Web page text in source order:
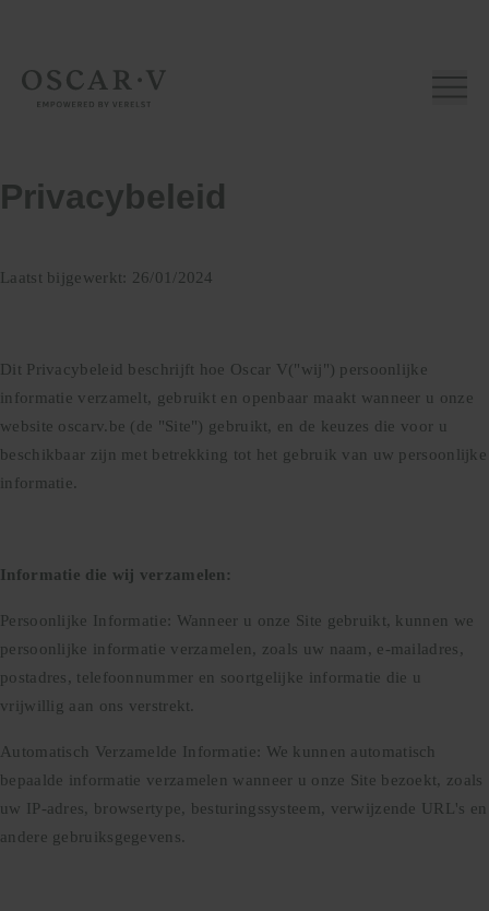
Renovatie
ons
architecten
Contact
Nieuws
Home page
Privacybeleid
Laatst bijgewerkt: 26/01/2024
Dit Privacybeleid beschrijft hoe Oscar V("wij") persoonlijke
informatie verzamelt, gebruikt en openbaar maakt wanneer u onze
website oscarv.be (de "Site") gebruikt, en de keuzes die voor u
beschikbaar zijn met betrekking tot het gebruik van uw persoonlijke
informatie.
Informatie die wij verzamelen:
Persoonlijke Informatie: Wanneer u onze Site gebruikt, kunnen we
persoonlijke informatie verzamelen, zoals uw naam, e-mailadres,
postadres, telefoonnummer en soortgelijke informatie die u
vrijwillig aan ons verstrekt.
Automatisch Verzamelde Informatie: We kunnen automatisch
bepaalde informatie verzamelen wanneer u onze Site bezoekt, zoals
uw IP-adres, browsertype, besturingssysteem, verwijzende URL's en
andere gebruiksgegevens.